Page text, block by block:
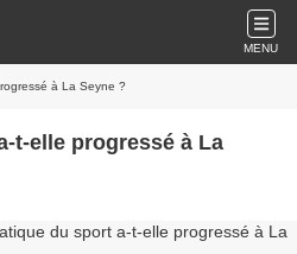
MENU
à La Seyne ?
t-elle progressé à La